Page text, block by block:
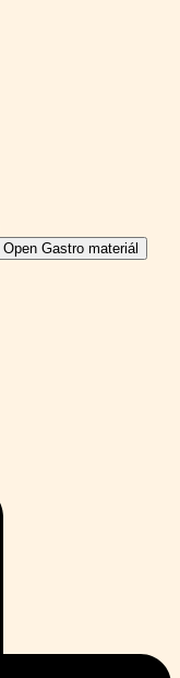
Open Gastro materiál